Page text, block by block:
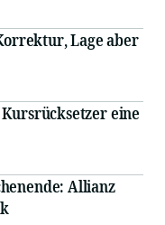
Lage aber
eine
Allianz